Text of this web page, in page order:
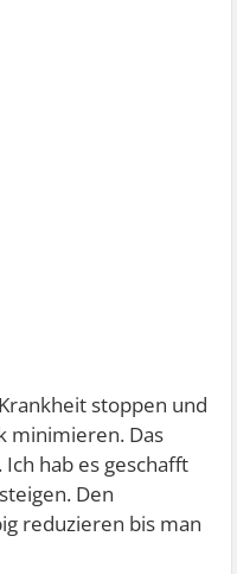
stoppen und
minimieren. Das
hab es geschafft
Den
reduzieren bis man